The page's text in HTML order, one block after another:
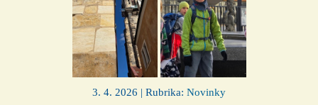
3. 4. 2026 | Rubrika: Novinky